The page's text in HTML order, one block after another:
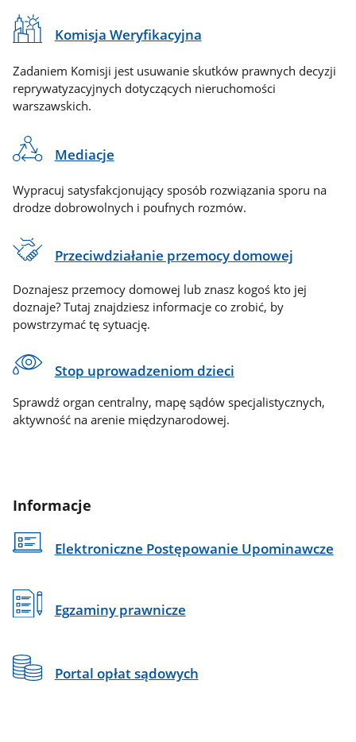
Komisja Weryfikacyjna
Zadaniem Komisji jest usuwanie skutków prawnych decyzji
reprywatyzacyjnych dotyczących nieruchomości
warszawskich.
Mediacje
Wypracuj satysfakcjonujący sposób rozwiązania sporu na
drodze dobrowolnych i poufnych rozmów.
Przeciwdziałanie przemocy domowej
Doznajesz przemocy domowej lub znasz kogoś kto jej
doznaje? Tutaj znajdziesz informacje co zrobić, by
powstrzymać tę sytuację.
Stop uprowadzeniom dzieci
Sprawdź organ centralny, mapę sądów specjalistycznych,
aktywność na arenie międzynarodowej.
Informacje
Elektroniczne Postępowanie Upominawcze
Egzaminy prawnicze
Portal opłat sądowych